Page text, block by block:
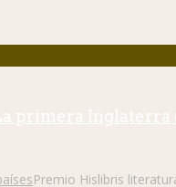
primera Inglaterra
Premio Hislibris